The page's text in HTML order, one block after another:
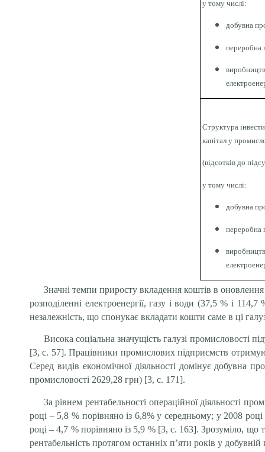
у тому числі:
добувна
переробна
Структура
капітал у
(відсотків до
у тому числі:
добувна
переробна
Значні темпи приросту вкладення коштів в
розподіленні електроенергії, газу і води (37,5 % і
незалежність, що спонукає вкладати кошти саме в ці
Висока соціальна значущість галузі промисловості
[3, с. 57]. Працівники промислових підприємств
Серед видів економічної діяльності домінує добувна
промисловості 2629,28 грн) [3, с. 171].
За рівнем рентабельності операційної діяльності
році – 5,8 % порівняно із 6,8% у середньому; у 2008
році – 4,7 % порівняно із 5,9 % [3, с. 163]. Зрозуміло,
рентабельність протягом останніх п’яти років у